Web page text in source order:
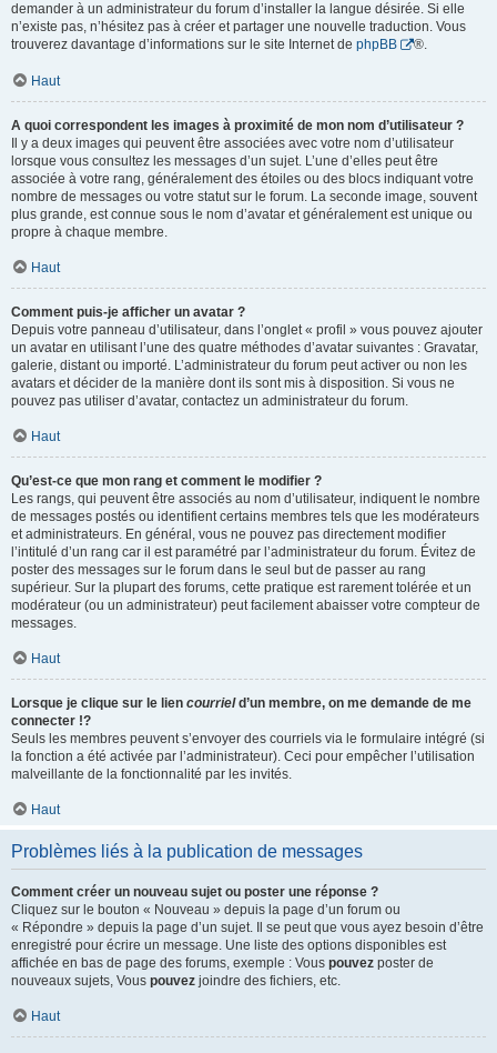
demander à un administrateur du forum d’installer la langue désirée. Si elle
n’existe pas, n’hésitez pas à créer et partager une nouvelle traduction. Vous
trouverez davantage d’informations sur le site Internet de phpBB ®.
Haut
A quoi correspondent les images à proximité de mon nom d’utilisateur ?
Il y a deux images qui peuvent être associées avec votre nom d’utilisateur
lorsque vous consultez les messages d’un sujet. L’une d’elles peut être
associée à votre rang, généralement des étoiles ou des blocs indiquant votre
nombre de messages ou votre statut sur le forum. La seconde image, souvent
plus grande, est connue sous le nom d’avatar et généralement est unique ou
propre à chaque membre.
Haut
Comment puis-je afficher un avatar ?
Depuis votre panneau d’utilisateur, dans l’onglet « profil » vous pouvez ajouter
un avatar en utilisant l’une des quatre méthodes d’avatar suivantes : Gravatar,
galerie, distant ou importé. L’administrateur du forum peut activer ou non les
avatars et décider de la manière dont ils sont mis à disposition. Si vous ne
pouvez pas utiliser d’avatar, contactez un administrateur du forum.
Haut
Qu’est-ce que mon rang et comment le modifier ?
Les rangs, qui peuvent être associés au nom d’utilisateur, indiquent le nombre
de messages postés ou identifient certains membres tels que les modérateurs
et administrateurs. En général, vous ne pouvez pas directement modifier
l’intitulé d’un rang car il est paramétré par l’administrateur du forum. Évitez de
poster des messages sur le forum dans le seul but de passer au rang
supérieur. Sur la plupart des forums, cette pratique est rarement tolérée et un
modérateur (ou un administrateur) peut facilement abaisser votre compteur de
messages.
Haut
Lorsque je clique sur le lien courrield’un membre, on me demande de me
connecter !?
Seuls les membres peuvent s’envoyer des courriels via le formulaire intégré (si
la fonction a été activée par l’administrateur). Ceci pour empêcher l’utilisation
malveillante de la fonctionnalité par les invités.
Haut
Problèmes liés à la publication de messages
Comment créer un nouveau sujet ou poster une réponse ?
Cliquez sur le bouton « Nouveau » depuis la page d’un forum ou
« Répondre » depuis la page d’un sujet. Il se peut que vous ayez besoin d’être
enregistré pour écrire un message. Une liste des options disponibles est
affichée en bas de page des forums, exemple : Vous pouvez poster de
nouveaux sujets, Vous pouvez joindre des fichiers, etc.
Haut